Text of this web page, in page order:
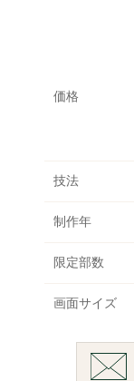
価格
技法
制作年
限定部数
画面サイズ